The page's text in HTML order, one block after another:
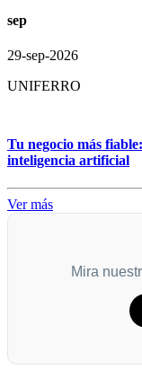
sep
29-sep-2026
UNIFERRO
Tu negocio más
inteligencia artificial
Ver más
Mira